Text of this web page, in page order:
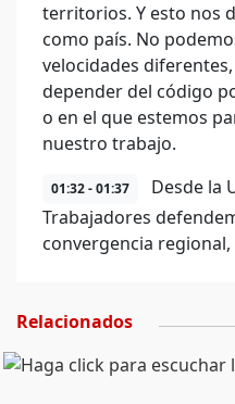
territorios. Y esto nos
como país. No
velocidades
depender del código
o en el que estemos
nuestro trabajo.
01:32 - 01:37
Desde la
Trabajadores
convergencia regional,
Relacionados